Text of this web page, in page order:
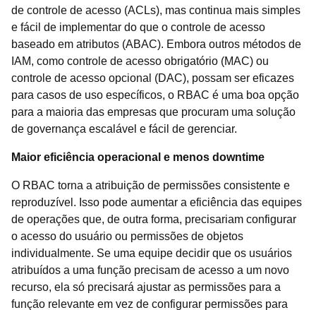
de controle de acesso (ACLs), mas continua mais simples
e fácil de implementar do que o controle de acesso
baseado em atributos (ABAC). Embora outros métodos de
IAM, como controle de acesso obrigatório (MAC) ou
controle de acesso opcional (DAC), possam ser eficazes
para casos de uso específicos, o RBAC é uma boa opção
para a maioria das empresas que procuram uma solução
de governança escalável e fácil de gerenciar.
Maior eficiência operacional e menos downtime
O RBAC torna a atribuição de permissões consistente e
reproduzível. Isso pode aumentar a eficiência das equipes
de operações que, de outra forma, precisariam configurar
o acesso do usuário ou permissões de objetos
individualmente. Se uma equipe decidir que os usuários
atribuídos a uma função precisam de acesso a um novo
recurso, ela só precisará ajustar as permissões para a
função relevante em vez de configurar permissões para